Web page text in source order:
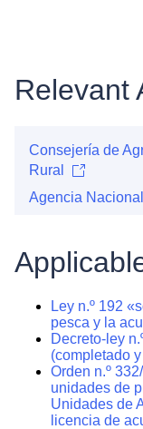
Relevant
Consejería de
Rural
Agencia
Ley n.º 192
pesca y la
Decreto-ley
(completado
Orden n.º
unidades de
Unidades de
licencia de